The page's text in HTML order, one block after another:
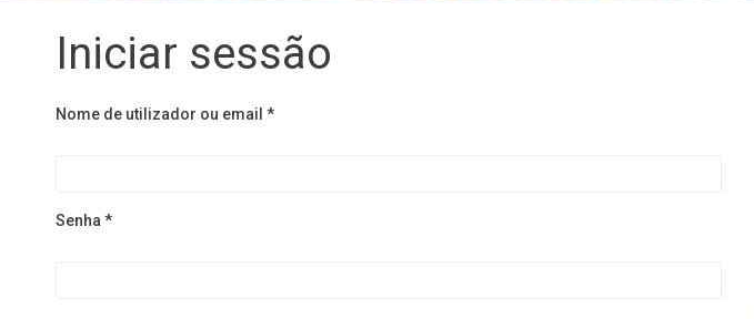
Iniciar sessão
Nome de utilizador ou email*
Senha*